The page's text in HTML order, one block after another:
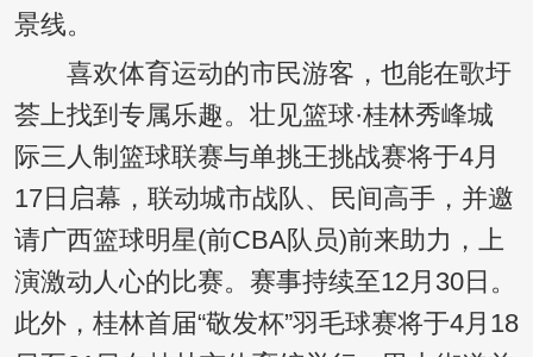
景线。
喜欢体育运动的市民游客，也能在歌圩
荟上找到专属乐趣。壮见篮球·桂林秀峰城
际三人制篮球联赛与单挑王挑战赛将于4月
17日启幕，联动城市战队、民间高手，并邀
请广西篮球明星(前CBA队员)前来助力，上
演激动人心的比赛。赛事持续至12月30日。
此外，桂林首届“敬发杯”羽毛球赛将于4月18